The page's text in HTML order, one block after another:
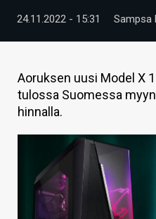
VIDEOT
TECHBBS
TIETOA
HINTA.FI
VAIHDA TEEMA
24.11.2022 - 15:31 Sampsa
Aoruksen uusi Model X
tulossa Suomessa
hinnalla.